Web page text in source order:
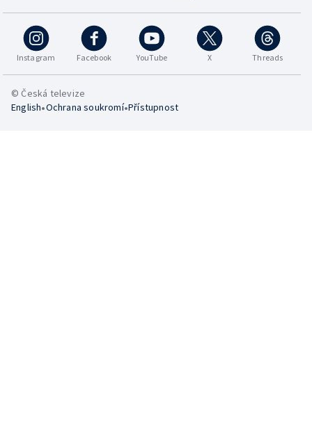
Instagram Facebook YouTube X Threads
© Česká televize
English•Ochrana soukromí•Přístupnost